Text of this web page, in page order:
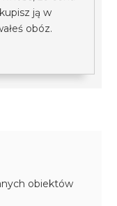
ją w
obóz.
obiektów